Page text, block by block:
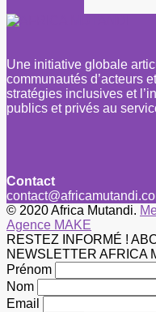
Une initiative globale
communautés d’acteurs
stratégies inclusives et
publics et privés au
Contact
© 2020 Africa Mutandi.
Agence MAKE
RESTEZ INFORMÉ !
NEWSLETTER AFRICA
Prénom
Nom
Email